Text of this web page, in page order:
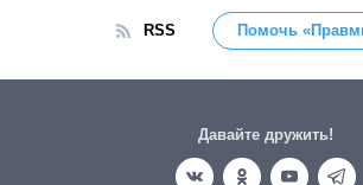
RSS Помочь
Давайте дружить!